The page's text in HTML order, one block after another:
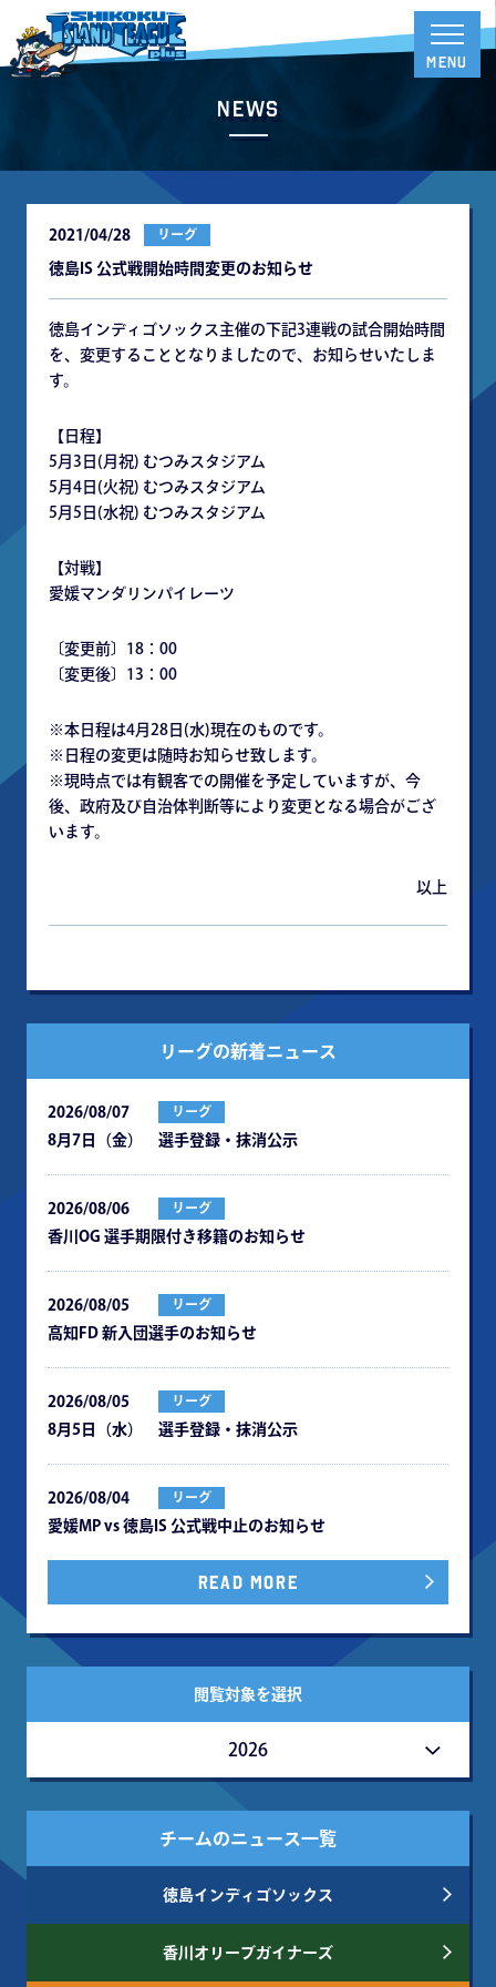
News
2021/04/28 リーグ
徳島IS 公式戦開始時間変更のお知らせ
徳島インディゴソックス主催の下記3連戦の試合開始時間
を、変更することとなりましたので、お知らせいたしま
す。
【日程】
5月3日(月祝) むつみスタジアム
5月4日(火祝) むつみスタジアム
5月5日(水祝) むつみスタジアム
【対戦】
愛媛マンダリンパイレーツ
〔変更前〕18：00
〔変更後〕13：00
※本日程は4月28日(水)現在のものです。
※日程の変更は随時お知らせ致します。
※現時点では有観客での開催を予定していますが、今
後、政府及び自治体判断等により変更となる場合がござ
います。
以上
リーグの新着ニュース
2026/08/07 リーグ
8月7日（金） 選手登録・抹消公示
2026/08/06 リーグ
⾹川OG 選⼿期限付き移籍のお知らせ
2026/08/05 リーグ
⾼知FD 新⼊団選⼿のお知らせ
2026/08/05 リーグ
8月5日（水） 選手登録・抹消公示
2026/08/04 リーグ
愛媛MP vs 徳島IS 公式戦中⽌のお知らせ
READ MORE
閲覧対象を選択
2026
チームのニュース一覧
徳島インディゴソックス
香川オリーブガイナーズ